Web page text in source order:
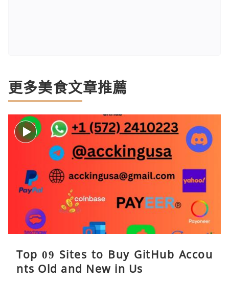
更多美食文章推薦
Top 09 Sites to Buy GitHub Accou
nts Old and New in Us